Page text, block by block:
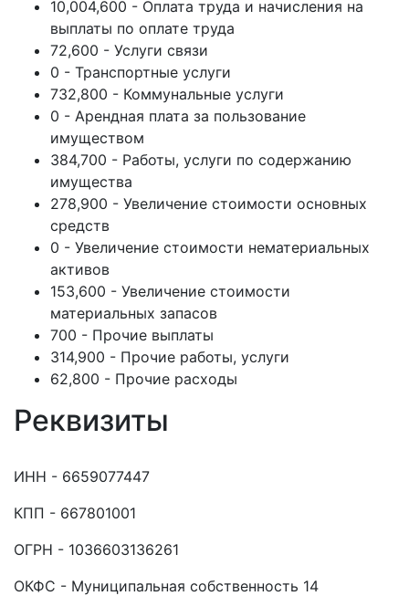
10,004,600 - Оплата труда и начисления на
выплаты по оплате труда
72,600 - Услуги связи
0 - Транспортные услуги
732,800 - Коммунальные услуги
0 - Арендная плата за пользование
имуществом
384,700 - Работы, услуги по содержанию
имущества
278,900 - Увеличение стоимости основных
средств
0 - Увеличение стоимости нематериальных
активов
153,600 - Увеличение стоимости
материальных запасов
700 - Прочие выплаты
314,900 - Прочие работы, услуги
62,800 - Прочие расходы
Реквизиты
ИНН - 6659077447
КПП - 667801001
ОГРН - 1036603136261
ОКФС - Муниципальная собственность 14